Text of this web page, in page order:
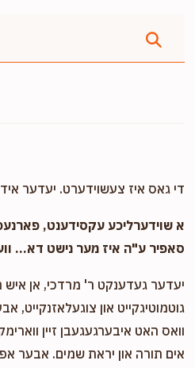
די גאס איז צעשוידערט. יעדער
א שוידערליכע עקסידענט,
סאפיר ע"ה איז מער נישט דא...
יעדער געדענקט ר' מרדכי, אן איש
גוטמוטיגקייט און
וואס האט איבערגעגעבן זיין
אים תורה און יראת שמים. אבער